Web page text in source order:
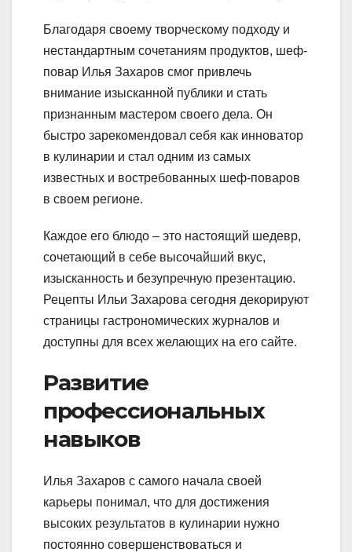
Благодаря своему творческому подходу и
нестандартным сочетаниям продуктов, шеф-
повар Илья Захаров смог привлечь
внимание изысканной публики и стать
признанным мастером своего дела. Он
быстро зарекомендовал себя как инноватор
в кулинарии и стал одним из самых
известных и востребованных шеф-поваров
в своем регионе.
Каждое его блюдо – это настоящий шедевр,
сочетающий в себе высочайший вкус,
изысканность и безупречную презентацию.
Рецепты Ильи Захарова сегодня декорируют
страницы гастрономических журналов и
доступны для всех желающих на его сайте.
Развитие
профессиональных
навыков
Илья Захаров с самого начала своей
карьеры понимал, что для достижения
высоких результатов в кулинарии нужно
постоянно совершенствоваться и